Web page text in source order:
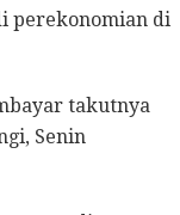
perekonomian di
takutnya
Senin